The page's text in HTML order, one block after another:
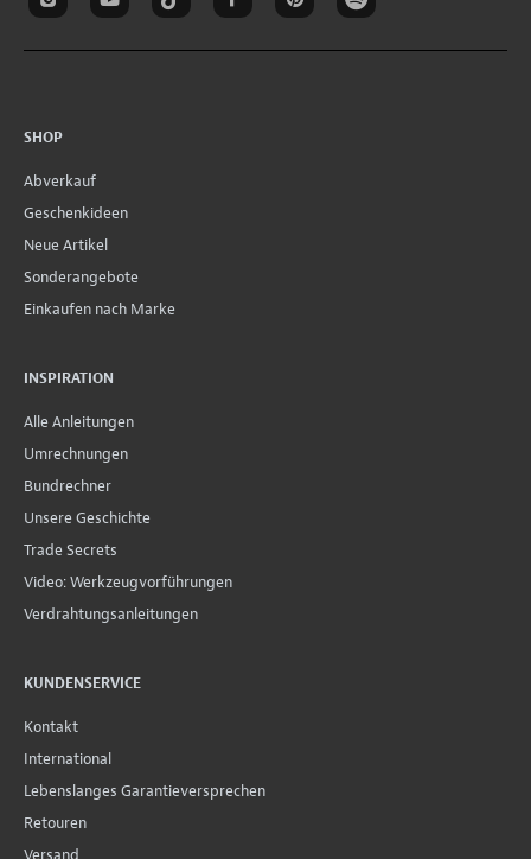
SHOP
Abverkauf
Geschenkideen
Neue Artikel
Sonderangebote
Einkaufen nach Marke
INSPIRATION
Alle Anleitungen
Umrechnungen
Bundrechner
Unsere Geschichte
Trade Secrets
Video: Werkzeugvorführungen
Verdrahtungsanleitungen
KUNDENSERVICE
Kontakt
International
Lebenslanges Garantieversprechen
Retouren
Versand